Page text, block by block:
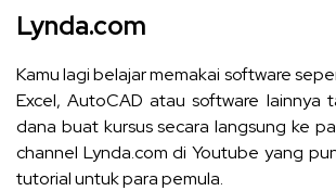
Lynda.com
Kamu lagi belajarmemakai software
Excel, AutoCAD atau software lainnya
dana buat kursus secara langsung ke
channel Lynda.com di Youtube yang
tutorial untuk para pemula.